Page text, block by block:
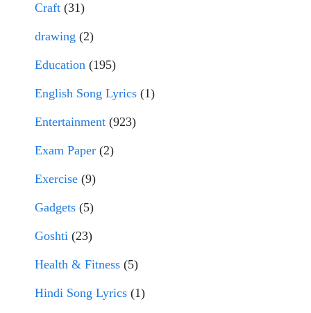
Craft (31)
drawing (2)
Education (195)
English Song Lyrics (1)
Entertainment (923)
Exam Paper (2)
Exercise (9)
Gadgets (5)
Goshti (23)
Health & Fitness (5)
Hindi Song Lyrics (1)